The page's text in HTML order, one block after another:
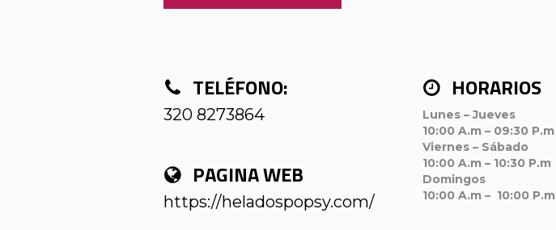
TELÉFONO:
320 8273864
PAGINA WEB
https://heladospopsy.com/
HORARIOS
Lunes – Jueves
10:00 A.m – 09:30 P.m
Viernes – Sábado
10:00 A.m – 10:30 P.m
Domingos
10:00 A.m – 10:00 P.m